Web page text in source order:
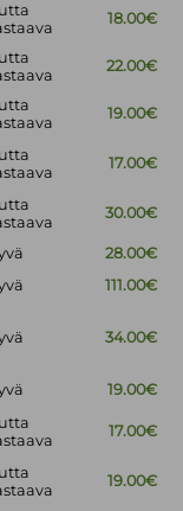
18.00€
22.00€
19.00€
17.00€
30.00€
28.00€
111.00€
34.00€
19.00€
17.00€
19.00€